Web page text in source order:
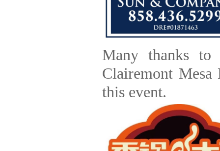
Many thanks to
Clairemont
this event.